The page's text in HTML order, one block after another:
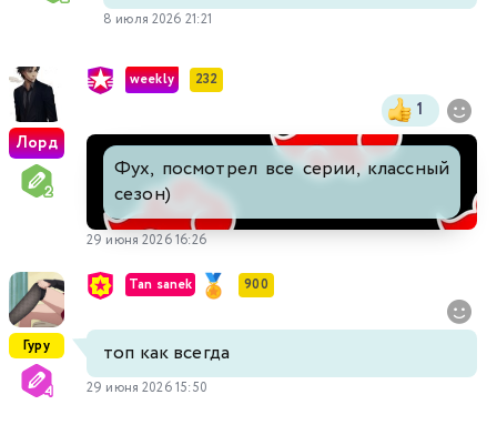
8 июля 2026 21:21
Лорд
weekly 232
1
Фух, посмотрел все серии, классный
сезон)
29 июня 2026 16:26
Гуру
Tan sanek 900
топ как всегда
29 июня 2026 15:50